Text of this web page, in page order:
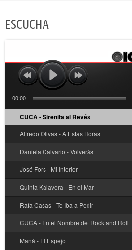
ESCUCHA
00:00
CUCA - Sirenita al Revés
Alfredo Olivas - A Estas Horas
Daniela Calvario - Volverás
José Fors - Mi Interior
Quinta Kalavera - En el Mar
Rafa Casas - Te Iba a Pedir
CUCA - En el Nombre del Rock and Roll
Maná - El Espejo